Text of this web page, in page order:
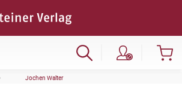
Jochen Walter